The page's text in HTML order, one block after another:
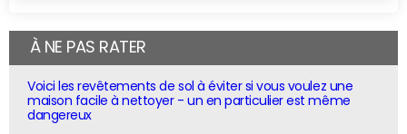
À NE PAS RATER
Voici les revêtements de sol à éviter si vous voulez une
maison facile à nettoyer - un en particulier est même
dangereux